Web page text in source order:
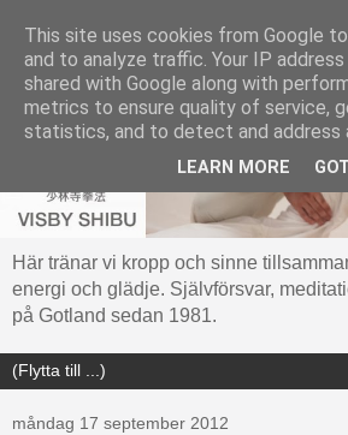
Här tränar vi kropp och sinne
energi och glädje. Självförsvar,
på Gotland sedan 1981.
måndag 17 september 2012
This site uses cookies from Google
and to analyze traffic. Your IP
shared with Google along with
metrics to ensure quality of service,
statistics, and to detect and address
LEARN MORE